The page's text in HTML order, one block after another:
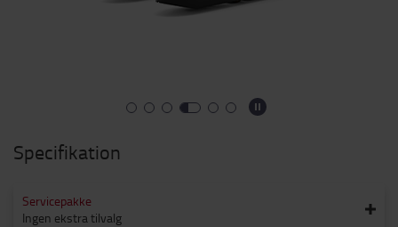
Specifikation
Servicepakke
Ingen ekstra tilvalg